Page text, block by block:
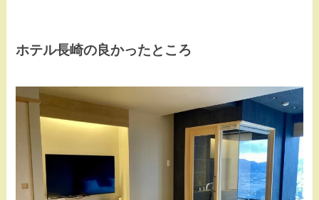
ホテル長崎の良かったところ